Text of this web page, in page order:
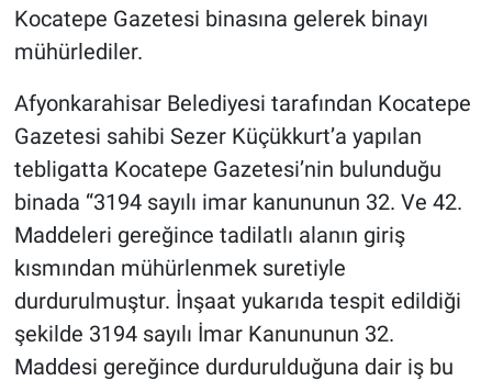
Kocatepe Gazetesi binasına gelerek binayı
mühürlediler.
Afyonkarahisar Belediyesi tarafından Kocatepe
Gazetesi sahibi Sezer Küçükkurt’a yapılan
tebligatta Kocatepe Gazetesi’nin bulunduğu
binada “3194 sayılı imar kanununun 32. Ve 42.
Maddeleri gereğince tadilatlı alanın giriş
kısmından mühürlenmek suretiyle
durdurulmuştur. İnşaat yukarıda tespit edildiği
şekilde 3194 sayılı İmar Kanununun 32.
Maddesi gereğince durdurulduğuna dair iş bu